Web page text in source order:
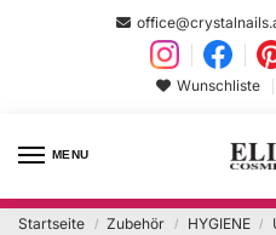
Wunschliste
MENU
Startseite / Zubehör / HYGIENE /